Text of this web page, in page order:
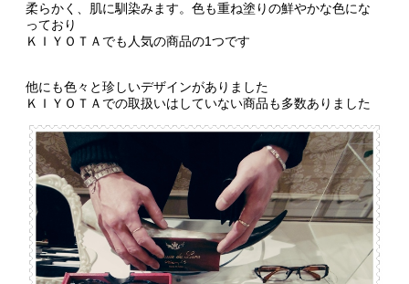
柔らかく、肌に馴染みます。色も重ね塗りの鮮やかな色にな
っており
ＫＩＹＯＴＡでも人気の商品の1つです
他にも色々と珍しいデザインがありました
ＫＩＹＯＴＡでの取扱いはしていない商品も多数ありました